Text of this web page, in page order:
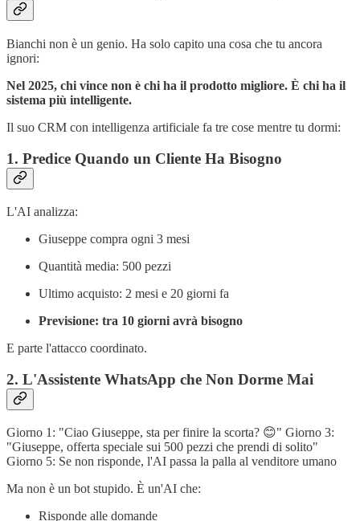
Bianchi non è un genio. Ha solo capito una cosa che tu ancora
ignori:
Nel 2025, chi vince non è chi ha il prodotto migliore. È chi ha il
sistema più intelligente.
Il suo CRM con intelligenza artificiale fa tre cose mentre tu dormi:
1. Predice Quando un Cliente Ha Bisogno
L'AI analizza:
Giuseppe compra ogni 3 mesi
Quantità media: 500 pezzi
Ultimo acquisto: 2 mesi e 20 giorni fa
Previsione: tra 10 giorni avrà bisogno
E parte l'attacco coordinato.
2. L'Assistente WhatsApp che Non Dorme Mai
Giorno 1: "Ciao Giuseppe, sta per finire la scorta? 😊" Giorno 3:
"Giuseppe, offerta speciale sui 500 pezzi che prendi di solito"
Giorno 5: Se non risponde, l'AI passa la palla al venditore umano
Ma non è un bot stupido. È un'AI che:
Risponde alle domande